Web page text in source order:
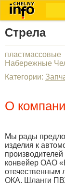
Стрела
Набережные
Категории:
О
Мы рады
изделия к
конвейер ОАО
отечественным
ОКА. Шланги